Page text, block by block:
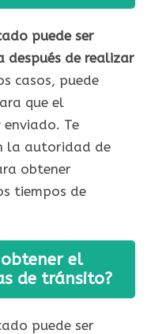
puede ser
de realizar
casos, puede
que el
Te
la autoridad de
obtener
tiempos de
el
de tránsito?
puede ser